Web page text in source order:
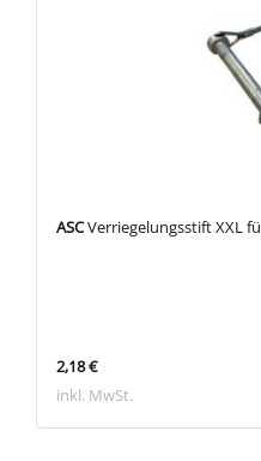
ASCVerriegelungsstift XXL
2,18 €
inkl. MwSt.